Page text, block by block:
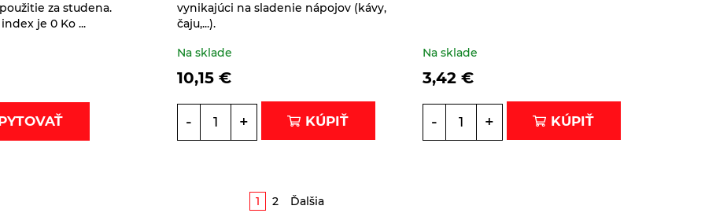
za studena.
je 0 Ko ...
vynikajúci na sladenie nápojov (kávy,
čaju,...).
Na sklade
10,15 €
- + KÚPIŤ
Na sklade
3,42 €
- + KÚPIŤ
1 2 Ďalšia